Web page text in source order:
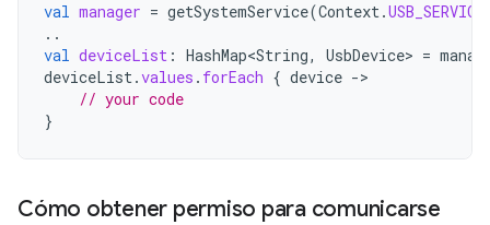
val manager = getSystemService(Context.USB_SERVICE
..
val deviceList : HashMap<String, UsbDevice> =
deviceList.values . forEach { device -
// your code
}
Cómo obtener permiso para comunicarse